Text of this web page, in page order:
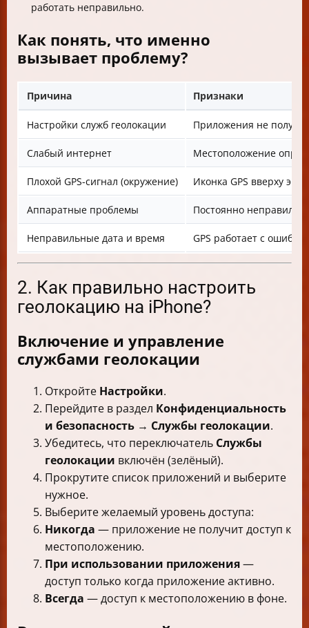
работать неправильно.
Как понять, что именно
вызывает проблему?
Причина Признаки
Настройки служб геолокации Приложения не
Слабый интернет Местоположение
Плохой GPS-сигнал (окружение) Иконка GPS вверху
Аппаратные проблемы Постоянно
Неправильные дата и время GPS работает с
2. Как правильно настроить
геолокацию на iPhone?
Включение и управление
службами геолокации
Откройте Настройки.
Перейдите в раздел Конфиденциальность
и безопасность → Службы геолокации.
Убедитесь, что переключатель Службы
геолокации включён (зелёный).
Прокрутите список приложений и выберите
нужное.
Выберите желаемый уровень доступа:
Никогда — приложение не получит доступ к
местоположению.
При использовании приложения—
доступ только когда приложение активно.
Всегда — доступ к местоположению в фоне.